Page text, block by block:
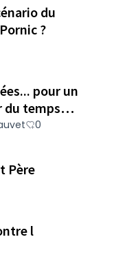
du
?
pour un
du temps…
0
Père
l